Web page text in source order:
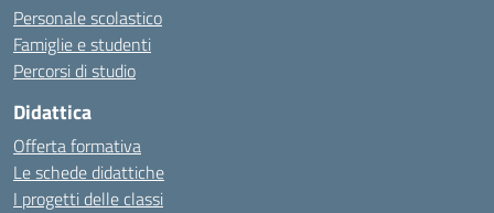
Personale scolastico
Famiglie e studenti
Percorsi di studio
Didattica
Offerta formativa
Le schede didattiche
I progetti delle classi